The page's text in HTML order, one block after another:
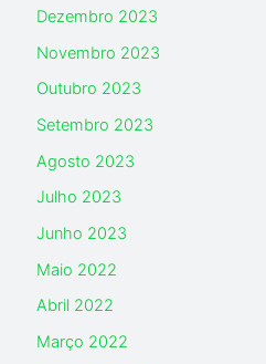
Dezembro 2023
Novembro 2023
Outubro 2023
Setembro 2023
Agosto 2023
Julho 2023
Junho 2023
Maio 2022
Abril 2022
Março 2022